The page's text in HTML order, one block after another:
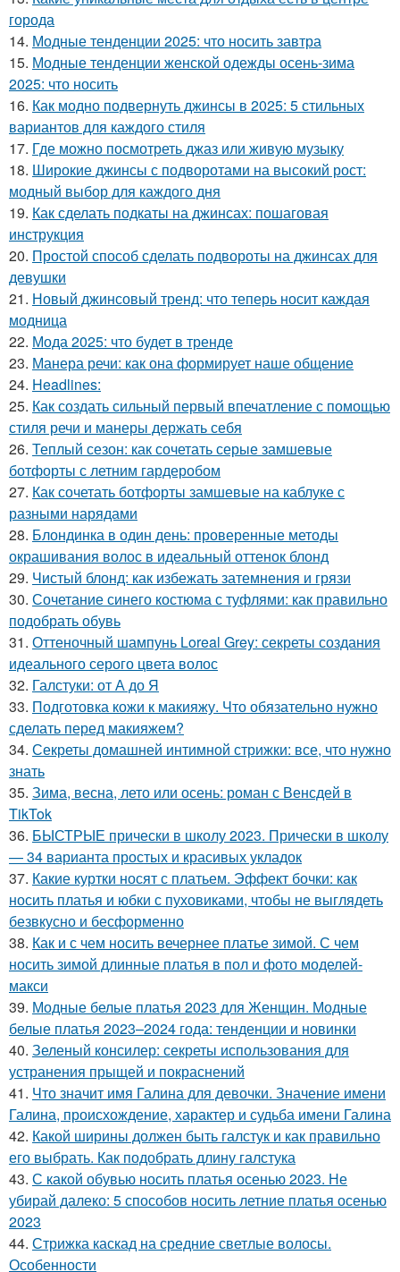
города
14. Модные тенденции 2025: что носить завтра
15. Модные тенденции женской одежды осень-зима
2025: что носить
16. Как модно подвернуть джинсы в 2025: 5 стильных
вариантов для каждого стиля
17. Где можно посмотреть джаз или живую музыку
18. Широкие джинсы с подворотами на высокий рост:
модный выбор для каждого дня
19. Как сделать подкаты на джинсах: пошаговая
инструкция
20. Простой способ сделать подвороты на джинсах для
девушки
21. Новый джинсовый тренд: что теперь носит каждая
модница
22. Мода 2025: что будет в тренде
23. Манера речи: как она формирует наше общение
24. Headlines:
25. Как создать сильный первый впечатление с помощью
стиля речи и манеры держать себя
26. Теплый сезон: как сочетать серые замшевые
ботфорты с летним гардеробом
27. Как сочетать ботфорты замшевые на каблуке с
разными нарядами
28. Блондинка в один день: проверенные методы
окрашивания волос в идеальный оттенок блонд
29. Чистый блонд: как избежать затемнения и грязи
30. Сочетание синего костюма с туфлями: как правильно
подобрать обувь
31. Оттеночный шампунь Loreal Grey: секреты создания
идеального серого цвета волос
32. Галстуки: от А до Я
33. Подготовка кожи к макияжу. Что обязательно нужно
сделать перед макияжем?
34. Секреты домашней интимной стрижки: все, что нужно
знать
35. Зима, весна, лето или осень: роман с Венсдей в
TikTok
36. БЫСТРЫЕ прически в школу 2023. Прически в школу
— 34 варианта простых и красивых укладок
37. Какие куртки носят с платьем. Эффект бочки: как
носить платья и юбки с пуховиками, чтобы не выглядеть
безвкусно и бесформенно
38. Как и с чем носить вечернее платье зимой. С чем
носить зимой длинные платья в пол и фото моделей-
макси
39. Модные белые платья 2023 для Женщин. Модные
белые платья 2023–2024 года: тенденции и новинки
40. Зеленый консилер: секреты использования для
устранения прыщей и покраснений
41. Что значит имя Галина для девочки. Значение имени
Галина, происхождение, характер и судьба имени Галина
42. Какой ширины должен быть галстук и как правильно
его выбрать. Как подобрать длину галстука
43. С какой обувью носить платья осенью 2023. Не
убирай далеко: 5 способов носить летние платья осенью
2023
44. Стрижка каскад на средние светлые волосы.
Особенности